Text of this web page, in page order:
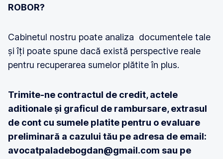
ROBOR?
Cabinetul nostru poate analiza documentele tale
și îți poate spune dacă există perspective reale
pentru recuperarea sumelor plătite în plus.
Trimite-ne contractul de credit, actele
aditionale și graficul de rambursare, extrasul
de cont cu sumele platite pentru o evaluare
preliminară a cazului tău pe adresa de email:
avocatpaladebogdan@gmail.com sau pe